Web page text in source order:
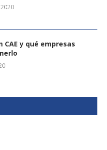
CAE y qué empresas